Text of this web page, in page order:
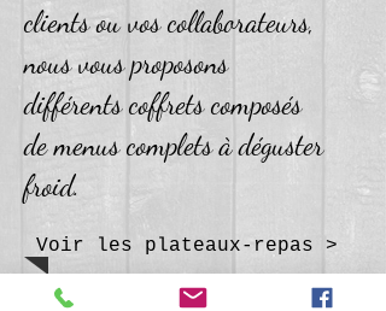
clients ou vos collaborateurs,
nous vous proposons
différents coffrets composés
de menus complets à déguster
froid.
Voir les plateaux-repas >